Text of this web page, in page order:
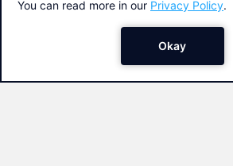
Soporte